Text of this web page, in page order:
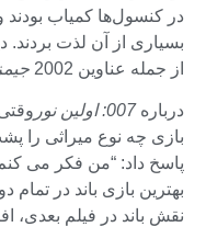
در کنسول‌ها کمیاب بودند
بسیاری از آن لذت بردند.
از جمله عناوین 2002
جیمز
درباره007: اولین نور
بازی چه نوع میراثی را
پاسخ داد: “من فکر می
بهترین بازی باند در تمام
نقش باند در فیلم بعدی،